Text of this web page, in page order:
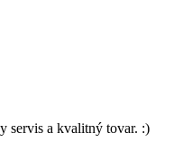
servis a kvalitný tovar. :)